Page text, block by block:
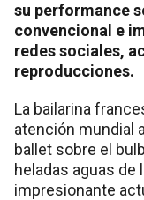
su performance
convencional e
redes sociales,
reproducciones.
La bailarina
atención mundial
ballet sobre el
heladas aguas de
impresionante